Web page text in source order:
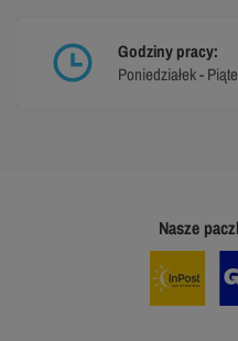
Godziny pracy:
Poniedziałek -
Nasze